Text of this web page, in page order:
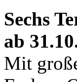
Sechs
ab
Mit